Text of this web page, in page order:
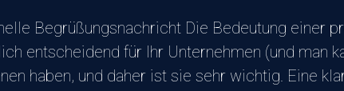
Begrüßungsnachricht Die Bedeutung einer
entscheidend für Ihr Unternehmen (und man
haben, und daher ist sie sehr wichtig. Eine